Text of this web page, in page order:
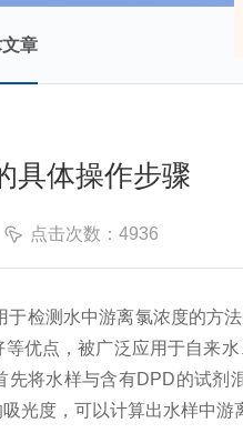
章
具体操作步骤
点击次数：4936
测水中游离氯浓度的方法
优点，被广泛应用于自来
先将水样与含有DPD的试
光度，可以计算出水样中游